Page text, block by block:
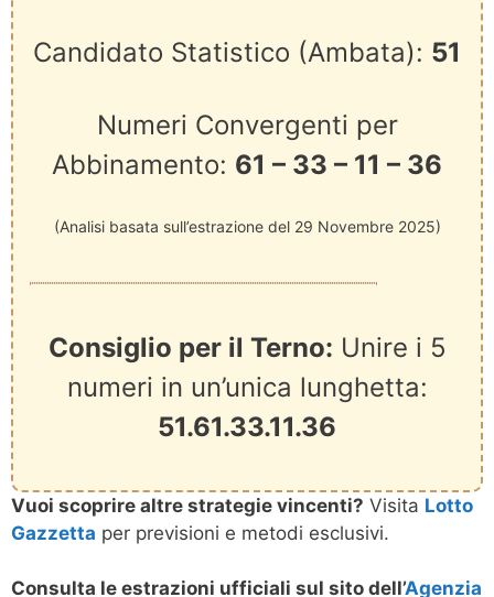
Candidato Statistico (Ambata): 51
Numeri Convergenti per
Abbinamento: 61 – 33 – 11 – 36
(Analisi basata sull’estrazione del 29 Novembre 2025)
Consiglio per il Terno: Unire i 5
numeri in un’unica lunghetta:
51.61.33.11.36
Vuoi scoprire altre strategie vincenti? Visita Lotto
Gazzetta per previsioni e metodi esclusivi.
Consulta le estrazioni ufficiali sul sito dell’Agenzia